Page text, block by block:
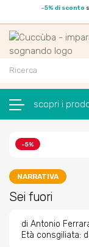
-5% di sconto
-5%
NARRATIVA
Sei fuori
di Antonio
Età consgiliata: